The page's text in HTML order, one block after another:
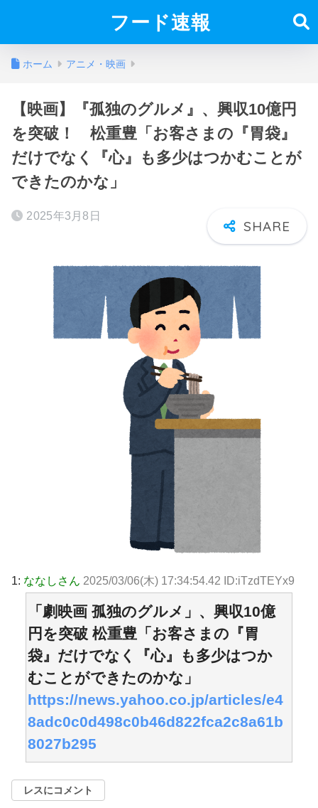
フード速報
ホーム アニメ・映画
【映画】『孤独のグルメ』、興収10億円
を突破！ 松重豊「お客さまの『胃袋』
だけでなく『心』も多少はつかむことが
できたのかな」
2025年3月8日
1: ななしさん 2025/03/06(木) 17:34:54.42 ID:iTzdTEYx9
「劇映画 孤独のグルメ」、興収10億
円を突破 松重豊「お客さまの『胃
袋』だけでなく『心』も多少はつか
むことができたのかな」
https://news.yahoo.co.jp/articles/e4
8adc0c0d498c0b46d822fca2c8a61b
8027b295
レスにコメント